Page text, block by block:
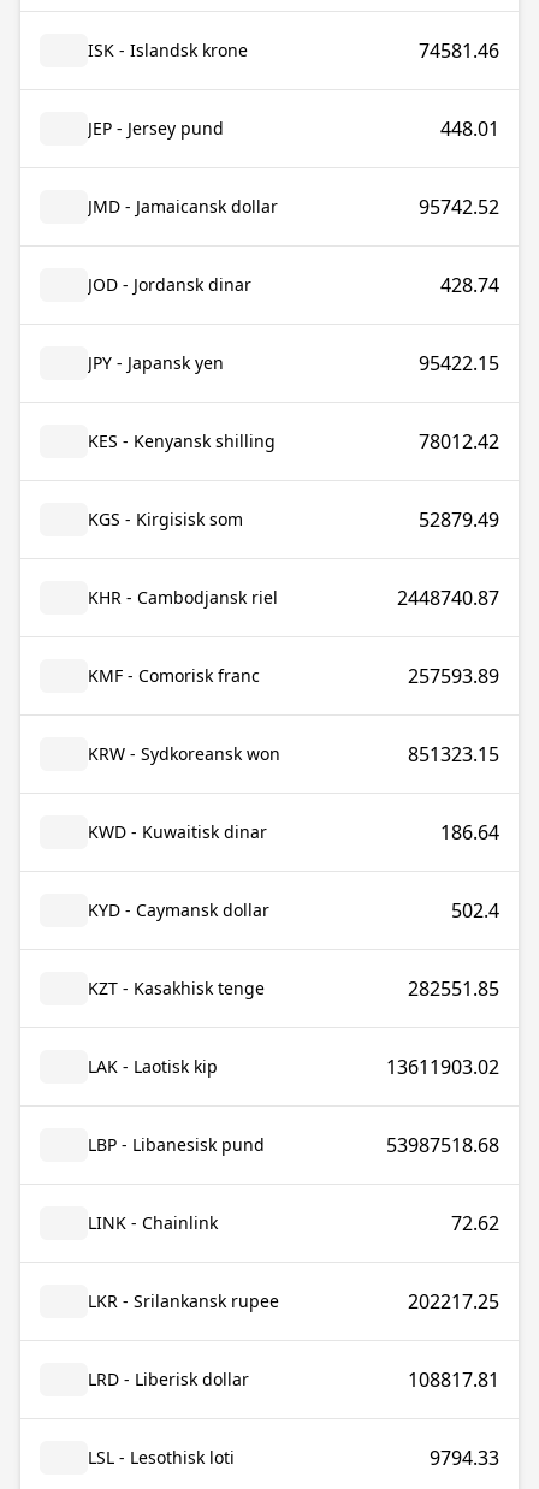
ISK - Islandsk krone 74581.46
JEP - Jersey pund 448.01
JMD - Jamaicansk dollar 95742.52
JOD - Jordansk dinar 428.74
JPY - Japansk yen 95422.15
KES - Kenyansk shilling 78012.42
KGS - Kirgisisk som 52879.49
KHR - Cambodjansk riel 2448740.87
KMF - Comorisk franc 257593.89
KRW - Sydkoreansk won 851323.15
KWD - Kuwaitisk dinar 186.64
KYD - Caymansk dollar 502.4
KZT - Kasakhisk tenge 282551.85
LAK - Laotisk kip 13611903.02
LBP - Libanesisk pund 53987518.68
LINK - Chainlink 72.62
LKR - Srilankansk rupee 202217.25
LRD - Liberisk dollar 108817.81
LSL - Lesothisk loti 9794.33